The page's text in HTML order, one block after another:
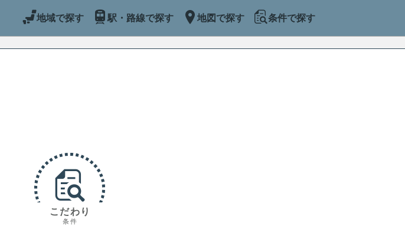
地域で探す 駅・路線で探す 地図で探す 条件で探す
こだわり
条件